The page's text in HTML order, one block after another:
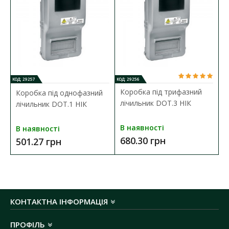
Кількість модулів:
Матеріал корпусу:
Колір корпусу:
Температура експлуатації:
-40 ºС до +85 ºС
Габаритні розміри ГхШхВ:
135х250х360 мм
КОД: 29257
Коробка під однофазний
лічильник DOT.1 НІК
В наявності
501.27 грн
КОД: 29256
Коробка під трифазний
лічильник DOT.3 НІК
В наявності
680.30 грн
КОНТАКТНА ІНФОРМАЦІЯ
ПРОФІЛЬ